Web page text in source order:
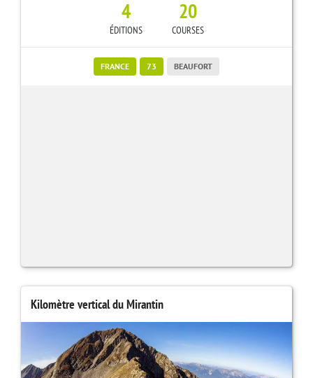
4
ÉDITIONS
20
COURSES
FRANCE 73 BEAUFORT
Kilomètre vertical du Mirantin